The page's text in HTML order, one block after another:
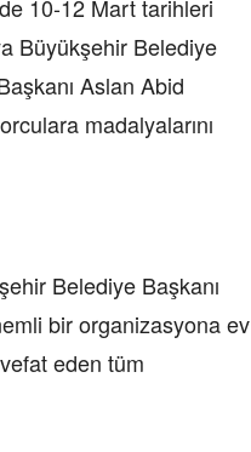
10-12 Mart tarihleri
Büyükşehir Belediye
Aslan Abid
madalyalarını
Belediye Başkanı
bir organizasyona ev
eden tüm